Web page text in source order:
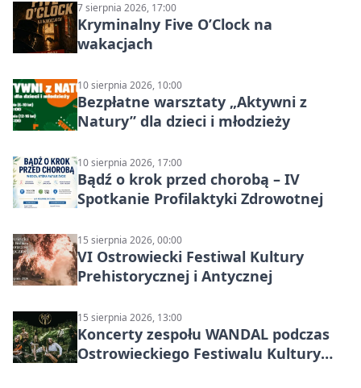
7 sierpnia 2026, 17:00
Kryminalny Five O’Clock na
wakacjach
10 sierpnia 2026, 10:00
Bezpłatne warsztaty „Aktywni z
Natury” dla dzieci i młodzieży
10 sierpnia 2026, 17:00
Bądź o krok przed chorobą – IV
Spotkanie Profilaktyki Zdrowotnej
15 sierpnia 2026, 00:00
VI Ostrowiecki Festiwal Kultury
Prehistorycznej i Antycznej
15 sierpnia 2026, 13:00
Koncerty zespołu WANDAL podczas
Ostrowieckiego Festiwalu Kultury